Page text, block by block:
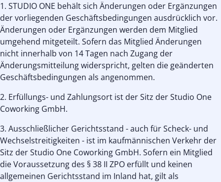
1. STUDIO ONE behält sich Änderungen oder Ergänzungen
der vorliegenden Geschäftsbedingungen ausdrücklich vor.
Änderungen oder Ergänzungen werden dem Mitglied
umgehend mitgeteilt. Sofern das Mitglied Änderungen
nicht innerhalb von 14 Tagen nach Zugang der
Änderungsmitteilung widerspricht, gelten die geänderten
Geschäftsbedingungen als angenommen.
2. Erfüllungs- und Zahlungsort ist der Sitz der Studio One
Coworking GmbH.
3. Ausschließlicher Gerichtsstand - auch für Scheck- und
Wechselstreitigkeiten - ist im kaufmännischen Verkehr der
Sitz der Studio One Coworking GmbH. Sofern ein Mitglied
die Voraussetzung des § 38 II ZPO erfüllt und keinen
allgemeinen Gerichtsstand im Inland hat, gilt als